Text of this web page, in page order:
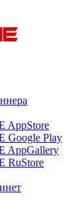
AppStore
Google Play
AppGallery
RuStore